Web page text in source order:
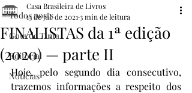
Todos posts
Gota de Tinta
Editorial
Notícias
FINALISTAS da 1ª edição
(2020) — parte II
Casa Brasileira de Livros
13 de jul. de 2021 3 min de leitura
Hoje, pelo segundo dia consecutivo,
trazemos informações a respeito dos